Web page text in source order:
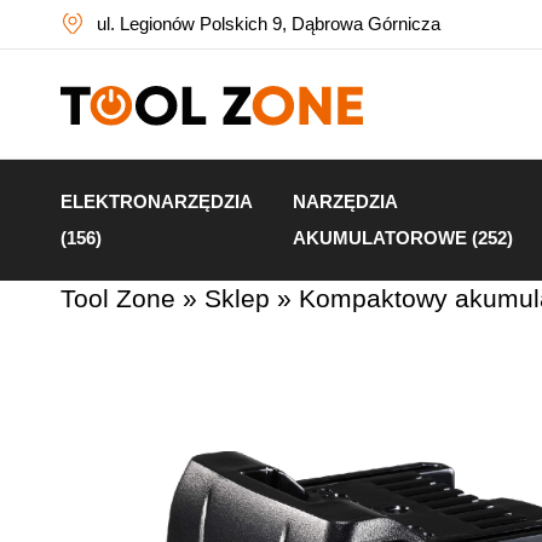
ul. Legionów Polskich 9, Dąbrowa Górnicza
ELEKTRONARZĘDZIA
(156)
NARZĘDZIA
AKUMULATOROWE (252)
Tool Zone » Sklep » Kompaktowy